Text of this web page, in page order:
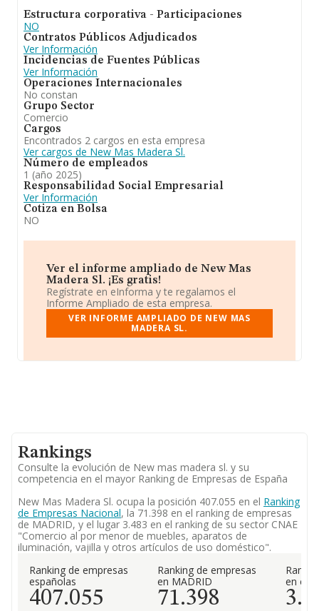
comercial, importación yexportacion de muebles. Ha
experimentado un retroceso en el ranking de su sector
(%cnae%). En el ranking de todas las empresas en el
territorio nacional, ha experimentado un retroceso.
Estructura corporativa - Participaciones
NO
Contratos Públicos Adjudicados
Ver Información
Incidencias de Fuentes Públicas
Ver Información
Operaciones Internacionales
No constan
Grupo Sector
Comercio
Cargos
Encontrados 2 cargos en esta empresa
Ver cargos de New Mas Madera Sl.
Número de empleados
1 (año 2025)
Responsabilidad Social Empresarial
Ver Información
Cotiza en Bolsa
NO
Ver el informe ampliado de New Mas
Madera Sl. ¡Es gratis!
Regístrate en eInforma y te regalamos el
Informe Ampliado de esta empresa.
VER INFORME AMPLIADO DE NEW MAS
MADERA SL.
Rankings
Consulte la evolución de New mas madera sl. y su
competencia en el mayor Ranking de Empresas de España
New Mas Madera Sl. ocupa la posición 407.055 en el Ranking
de Empresas Nacional, la 71.398 en el ranking de empresas
de MADRID, y el lugar 3.483 en el ranking de su sector CNAE
"Comercio al por menor de muebles, aparatos de
iluminación, vajilla y otros artículos de uso doméstico".
Ranking de empresas
españolas
407.055
Ranking de empresas
en MADRID
71.398
en el